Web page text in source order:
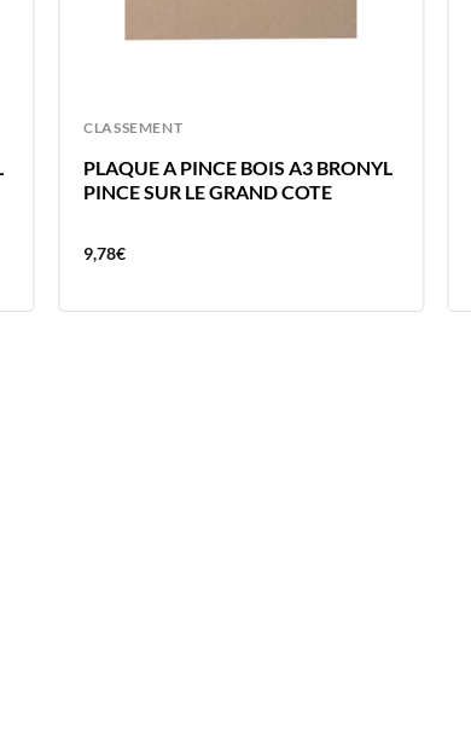
CLASSEMENT
PLAQUE A PINCE BOIS A3 BRONYL
PINCE SUR LE GRAND COTE
9,78€